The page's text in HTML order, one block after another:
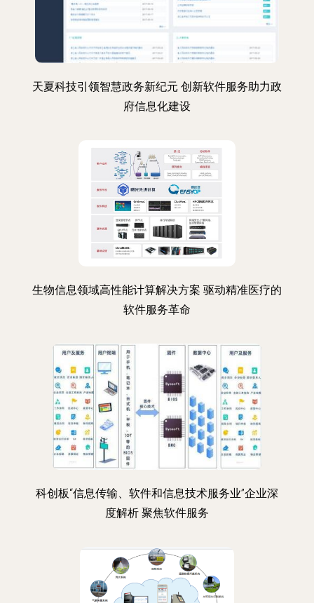
天夏科技引领智慧政务新纪元 创新软件服务助力政
府信息化建设
生物信息领域高性能计算解决方案 驱动精准医疗的
软件服务革命
科创板“信息传输、软件和信息技术服务业”企业深
度解析 聚焦软件服务